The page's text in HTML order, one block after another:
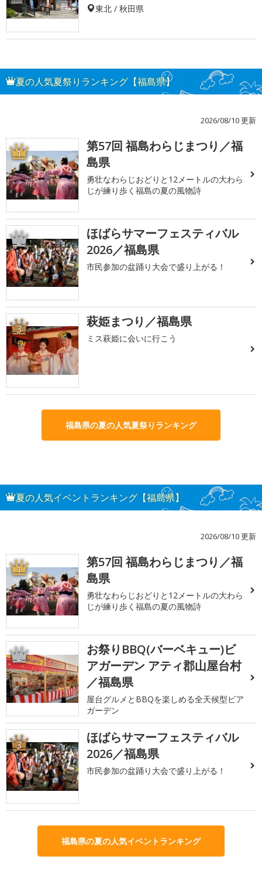
東北 / 秋田県
夏の人気夏祭りランキング【福島県】
2026/08/10 更新
1
第57回 福島わらじまつり／福
島県
勇壮なわらじおどりと12メートルの大わら
じが練り歩く福島の夏の風物詩
2
ほばらサマーフェスティバル
2026／福島県
市民参加の盆踊り大会で盛り上がる！
3 萩姫まつり／福島県
ミス萩姫に会いに行こう
福島県の夏の人気夏祭りランキング
夏の人気イベントランキング【福島県】
2026/08/10 更新
1
第57回 福島わらじまつり／福
島県
勇壮なわらじおどりと12メートルの大わら
じが練り歩く福島の夏の風物詩
2
お祭りBBQ(バーベキュー)ビ
アガーデン アティ郡山屋台村
／福島県
屋台グルメとBBQを楽しめる全天候型ビア
ガーデン
3
ほばらサマーフェスティバル
2026／福島県
市民参加の盆踊り大会で盛り上がる！
福島県の夏の人気イベントランキング